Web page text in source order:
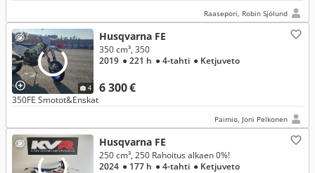
Raasepori, Robin Sjölund
4
Husqvarna FE
6 300 €
350 cm³, 350
2019 ● 221 h ● 4-tahti ● Ketjuveto
350FE Smotot&Enskat
Paimio, Joni Pelkonen
Husqvarna FE
250 cm³, 250 Rahoitus alkaen 0%!
2024 ● 177 h ● 4-tahti ● Ketjuveto